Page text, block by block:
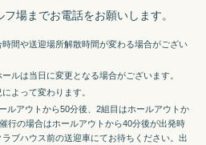
場までお電話をお願いします。
間や送迎場所解散時間が変わる場合がござい
ルは当日に変更となる場合がございます。
よって変わります。
ルアウトから50分後、2組目はホールアウトか
行の場合はホールアウトから40分後が出発時
ブハウス前の送迎車にてお待ちください。出